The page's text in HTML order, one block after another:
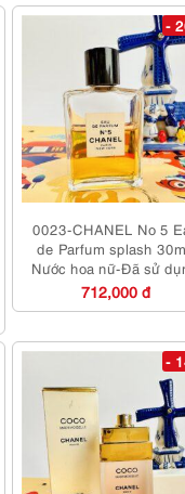
-
0023-CHANEL No 5
de Parfum splash
Nước hoa nữ-Đã sử
712,000 đ
-